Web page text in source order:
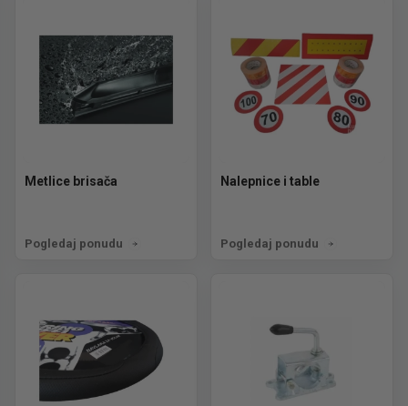
Metlice brisača
Pogledaj ponudu
Nalepnice i table
Pogledaj ponudu